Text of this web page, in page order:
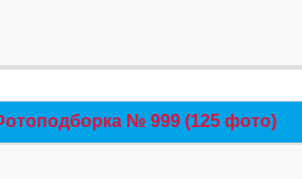
№ 999 (125 фото)